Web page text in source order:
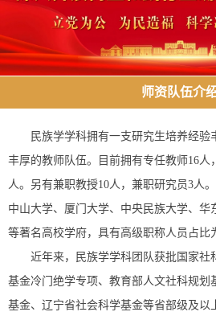
师资队伍介
民族学学科拥有一支研究生培养经
丰厚的教师队伍。目前拥有专任教师16人
人。另有兼职教授10人，兼职研究员3人
中山大学、厦门大学、中央民族大学、华
等著名高校学府，具有高级职称人员占比
近年来，民族学学科团队获批国家社
基金冷门绝学专项、教育部人文社科规划
基金、辽宁省社会科学基金等省部级及以